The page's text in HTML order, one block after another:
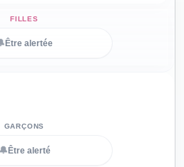
Être alertée
🔔 Être alerté